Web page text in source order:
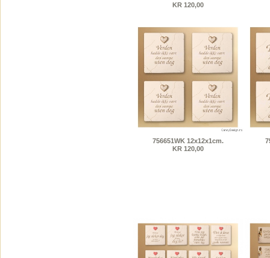
KR 120,00
756651WK 12x12x1cm.
KR 120,00